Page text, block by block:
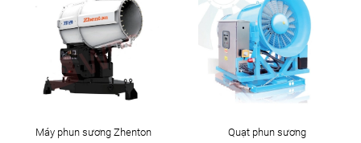
Máy phun sương Zhenton Quạt phun sương